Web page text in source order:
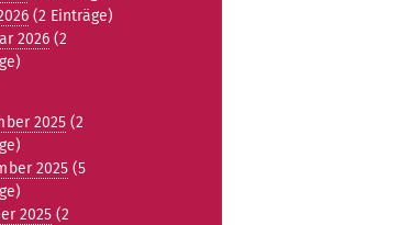
(2 Einträge)
2026 (2
2025 (2
2025 (5
2025 (2